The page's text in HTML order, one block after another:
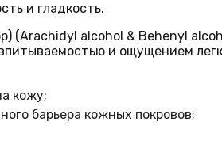
и гладкость.
(Arachidyl alcohol & Behenyl
и ощущением
кожу;
барьера кожных покровов;